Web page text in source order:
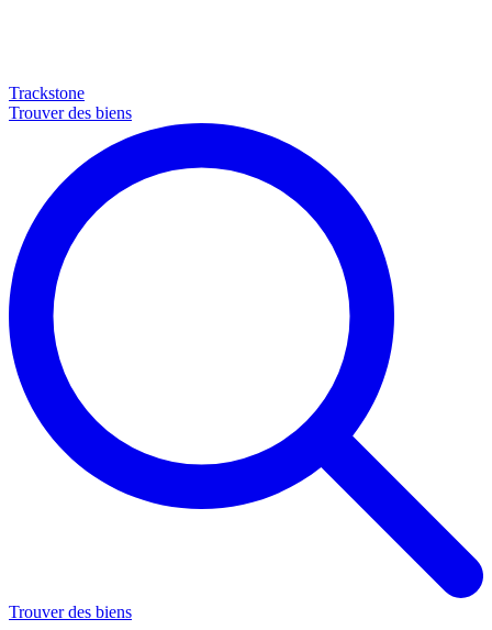
Trackstone
Trouver des biens
Trouver des biens